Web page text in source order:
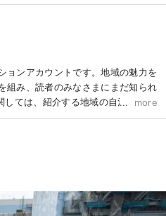
ョンアカウントです。地域の魅力を
組み、読者のみなさまにまだ知られ
ては、紹介する地域の自治体や企
more